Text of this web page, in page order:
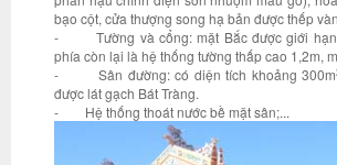
bạo cột, cửa thượng song hạ bản được thếp
- Tường và cổng: mặt Bắc được giới hạn
phía còn lại là hệ thống tường thấp cao 1,2m,
- Sân đường: có diện tích khoảng 300m
được lát gạch Bát Tràng.
- Hệ thống thoát nước bề mặt sân;...